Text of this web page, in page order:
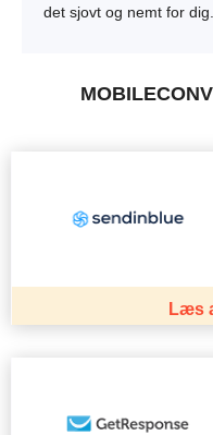
det sjovt og nemt for dig.
Læs